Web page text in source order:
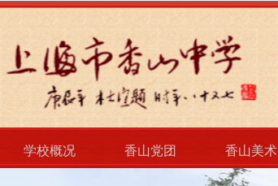
学校概况 香山党团 香山美术